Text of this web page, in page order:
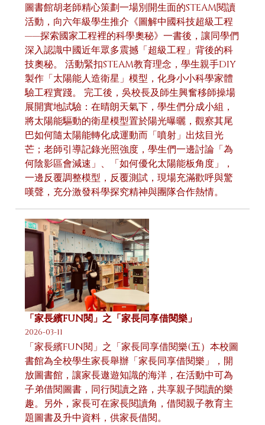
圖書館胡老師精心策劃一場別開生面的STEAM閱讀
活動，向六年級學生推介《圖解中國科技超級工程
——探索國家工程裡的科學奧秘》一書後，讓同學們
深入認識中國近年眾多震撼「超級工程」背後的科
技奧秘。 活動緊扣STEAM教育理念，學生親手DIY
製作「太陽能人造衛星」模型，化身小小科學家體
驗工程實踐。 完工後，吳校長及師生興奮移師操場
展開實地試驗：在晴朗天氣下，學生們分成小組，
將太陽能驅動的衛星模型置於陽光曝曬，觀察其尾
巴如何隨太陽能轉化成運動而「噴射」出炫目光
芒；老師引導記錄光照強度，學生們一邊討論「為
何陰影區會減速」、「如何優化太陽能板角度」，
一邊反覆調整模型，反覆測試，現場充滿歡呼與驚
嘆聲，充分激發科學探究精神與團隊合作熱情。
「家長繽FUN閱」之「家長同享借閱樂」
2026-03-11
「家長繽FUN閱」之「家長同享借閱樂(五）本校圖
書館為全校學生家長舉辦「家長同享借閱樂」，開
放圖書館，讓家長遨遊知識的海洋，在活動中可為
子弟借閱圖書，同行閱讀之路，共享親子閱讀的樂
趣。另外，家長可在家長閱讀角，借閱親子教育主
題圖書及升中資料，供家長借閱。